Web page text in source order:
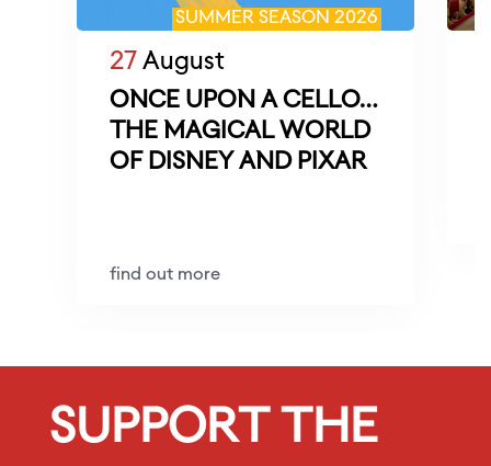
SUMMER SEASON 2026
27 August
ONCE UPON A CELLO…
THE MAGICAL WORLD
OF DISNEY AND PIXAR
find out more
SUPPORT THE